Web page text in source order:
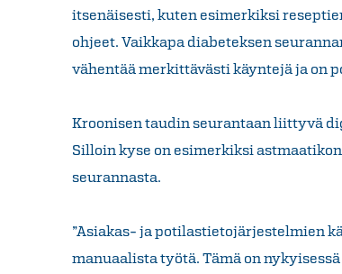
itsenäisesti, kuten esimerkiksi
ohjeet. Vaikkapa diabeteksen
vähentää merkittävästi käyntejä ja on
Kroonisen taudin seurantaan liittyvä
Silloin kyse on esimerkiksi
seurannasta.
”Asiakas- ja potilastietojärjestelmien
manuaalista työtä. Tämä on